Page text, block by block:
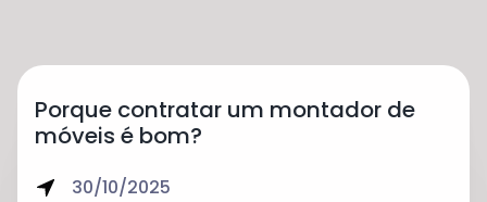
Porque contratar um montador de
móveis é bom?
30/10/2025